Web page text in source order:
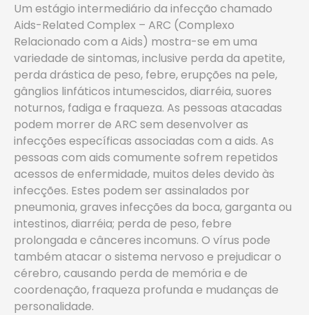
Um estágio intermediário da infecção chamado
Aids-Related Complex – ARC (Complexo
Relacionado com a Aids) mostra-se em uma
variedade de sintomas, inclusive perda da apetite,
perda drástica de peso, febre, erupções na pele,
gânglios linfáticos intumescidos, diarréia, suores
noturnos, fadiga e fraqueza. As pessoas atacadas
podem morrer de ARC sem desenvolver as
infecções específicas associadas com a aids. As
pessoas com aids comumente sofrem repetidos
acessos de enfermidade, muitos deles devido às
infecções. Estes podem ser assinalados por
pneumonia, graves infecções da boca, garganta ou
intestinos, diarréia; perda de peso, febre
prolongada e cânceres incomuns. O vírus pode
também atacar o sistema nervoso e prejudicar o
cérebro, causando perda de memória e de
coordenação, fraqueza profunda e mudanças de
personalidade.